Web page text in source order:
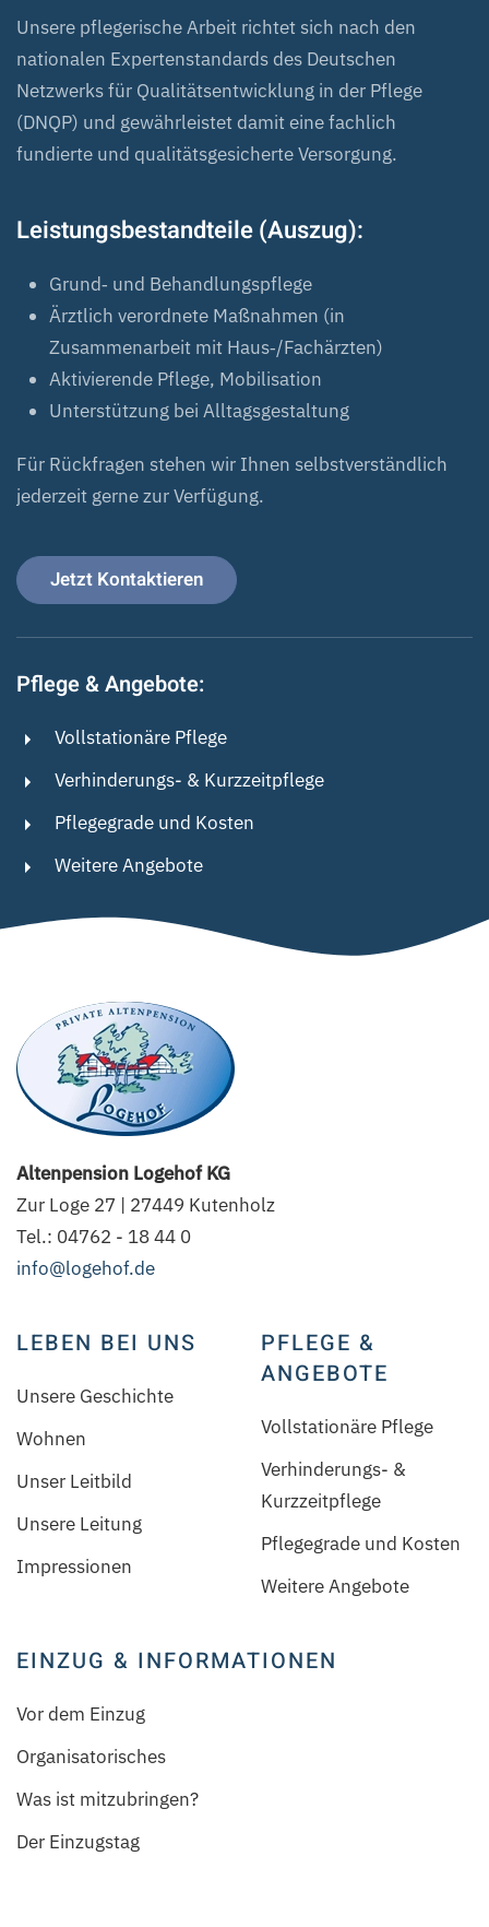
Unsere pflegerische Arbeit richtet sich nach den
nationalen Expertenstandards des Deutschen
Netzwerks für Qualitätsentwicklung in der Pflege
(DNQP) und gewährleistet damit eine fachlich
fundierte und qualitätsgesicherte Versorgung.
Leistungsbestandteile (Auszug):
Grund‑ und Behandlungspflege
Ärztlich verordnete Maßnahmen (in
Zusammenarbeit mit Haus‑/Fachärzten)
Aktivierende Pflege, Mobilisation
Unterstützung bei Alltagsgestaltung
Für Rückfragen stehen wir Ihnen selbstverständlich
jederzeit gerne zur Verfügung.
Jetzt Kontaktieren
Pflege & Angebote:
Vollstationäre Pflege
Verhinderungs- & Kurzzeitpflege
Pflegegrade und Kosten
Weitere Angebote
Altenpension Logehof KG
Zur Loge 27 | 27449 Kutenholz
Tel.: 04762 - 18 44 0
info@logehof.de
LEBEN BEI UNS
Unsere Geschichte
Wohnen
Unser Leitbild
Unsere Leitung
Impressionen
PFLEGE &
ANGEBOTE
Vollstationäre Pflege
Verhinderungs- &
Kurzzeitpflege
Pflegegrade und Kosten
Weitere Angebote
EINZUG & INFORMATIONEN
Vor dem Einzug
Organisatorisches
Was ist mitzubringen?
Der Einzugstag